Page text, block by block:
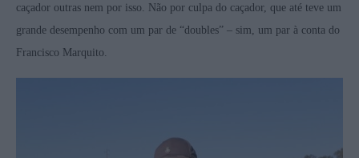
caçador outras nem por isso. Não por culpa do caçador, que até teve um
grande desempenho com um par de “doubles” – sim, um par à conta do
Francisco Marquito.